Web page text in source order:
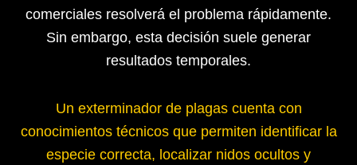
comerciales resolverá el problema rápidamente.
Sin embargo, esta decisión suele generar
resultados temporales.
Un exterminador de plagas cuenta con
conocimientos técnicos que permiten identificar la
especie correcta, localizar nidos ocultos y